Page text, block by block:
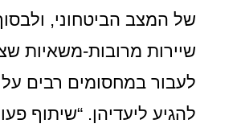
של המצב הביטחוני,
שיירות מרובות-משאיות
לעבור במחסומים רבים
להגיע ליעדיהן. “שיתוף